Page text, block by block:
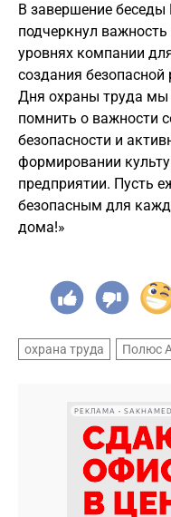
В завершение беседы
подчеркнул
уровнях компании
создания
Дня охраны труда мы
помнить о важности
безопасности и
формировании
предприятии. Пусть
безопасным для
дома!»
охрана труда Полюс
РЕКЛАМА •